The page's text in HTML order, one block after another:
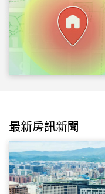
最新房訊新聞